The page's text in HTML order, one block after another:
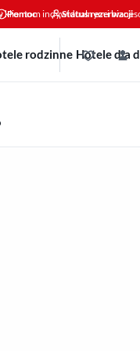
klientom indywidualnym i
Pomoc Status rezerwacji
rodzinne Hotele dla